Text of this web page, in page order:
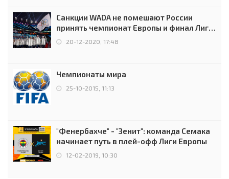
Санкции WADA не помешают России
принять чемпионат Европы и финал Лиги
чемпионов.
20-12-2020, 17:48
Чемпионаты мира
25-10-2015, 11:13
"Фенербахче" - "Зенит": команда Семака
начинает путь в плей-офф Лиги Европы
12-02-2019, 10:30